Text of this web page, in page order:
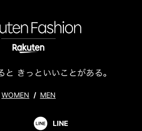
WOMEN / MEN
LINE